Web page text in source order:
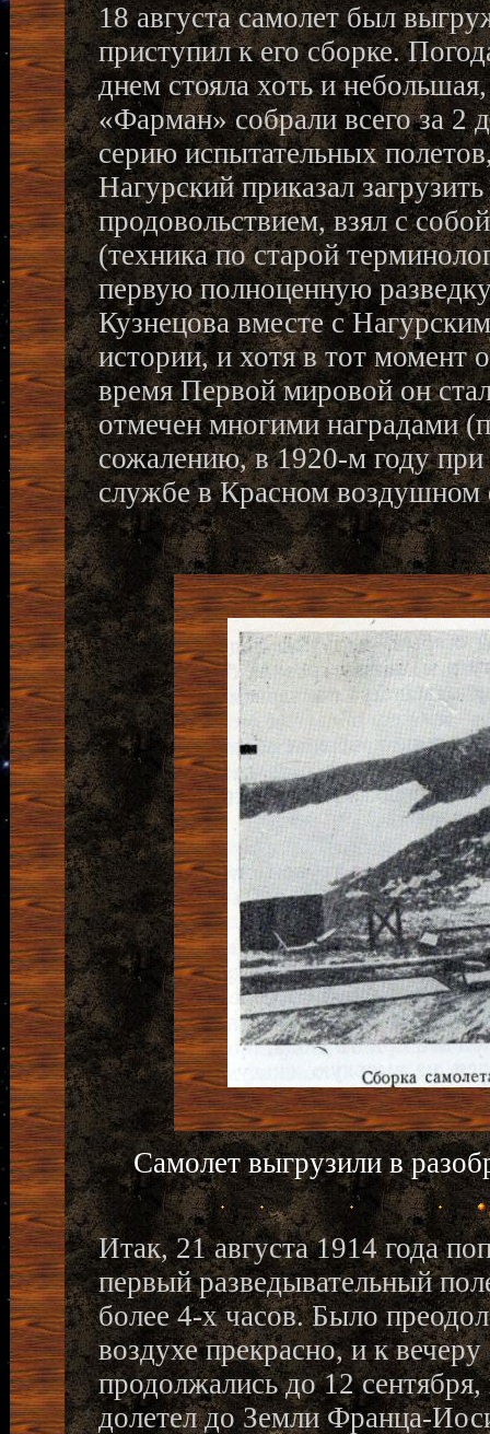
18 августа самолет был
приступил к его сборке.
днем стояла хоть и
«Фарман» собрали всего за 2
серию испытательных
Нагурский приказал
продовольствием, взял с
(техника по старой
первую полноценную
Кузнецова вместе с
истории, и хотя в тот момент
время Первой мировой он
отмечен многими наградами
сожалению, в 1920-м году
службе в Красном воздушном
Самолет выгрузили в
Итак, 21 августа 1914 года
первый разведывательный
более 4-х часов. Было
воздухе прекрасно, и к
продолжались до 12
долетел до Земли Франца-